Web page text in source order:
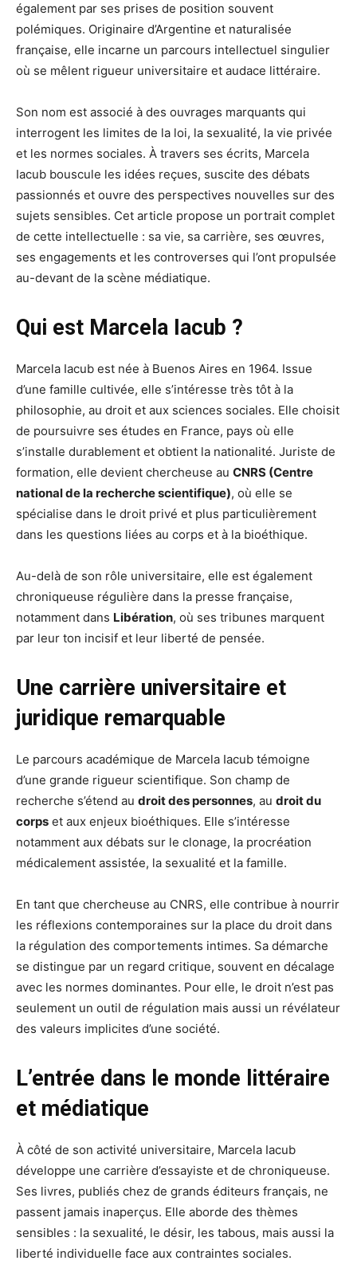
également par ses prises de position souvent
polémiques. Originaire d’Argentine et naturalisée
française, elle incarne un parcours intellectuel singulier
où se mêlent rigueur universitaire et audace littéraire.
Son nom est associé à des ouvrages marquants qui
interrogent les limites de la loi, la sexualité, la vie privée
et les normes sociales. À travers ses écrits, Marcela
Iacub bouscule les idées reçues, suscite des débats
passionnés et ouvre des perspectives nouvelles sur des
sujets sensibles. Cet article propose un portrait complet
de cette intellectuelle : sa vie, sa carrière, ses œuvres,
ses engagements et les controverses qui l’ont propulsée
au-devant de la scène médiatique.
Qui est Marcela Iacub ?
Marcela Iacub est née à Buenos Aires en 1964. Issue
d’une famille cultivée, elle s’intéresse très tôt à la
philosophie, au droit et aux sciences sociales. Elle choisit
de poursuivre ses études en France, pays où elle
s’installe durablement et obtient la nationalité. Juriste de
formation, elle devient chercheuse au CNRS (Centre
national de la recherche scientifique), où elle se
spécialise dans le droit privé et plus particulièrement
dans les questions liées au corps et à la bioéthique.
Au-delà de son rôle universitaire, elle est également
chroniqueuse régulière dans la presse française,
notamment dans Libération, où ses tribunes marquent
par leur ton incisif et leur liberté de pensée.
Une carrière universitaire et
juridique remarquable
Le parcours académique de Marcela Iacub témoigne
d’une grande rigueur scientifique. Son champ de
recherche s’étend au droit des personnes, au droit du
corps et aux enjeux bioéthiques. Elle s’intéresse
notamment aux débats sur le clonage, la procréation
médicalement assistée, la sexualité et la famille.
En tant que chercheuse au CNRS, elle contribue à nourrir
les réflexions contemporaines sur la place du droit dans
la régulation des comportements intimes. Sa démarche
se distingue par un regard critique, souvent en décalage
avec les normes dominantes. Pour elle, le droit n’est pas
seulement un outil de régulation mais aussi un révélateur
des valeurs implicites d’une société.
L’entrée dans le monde littéraire
et médiatique
À côté de son activité universitaire, Marcela Iacub
développe une carrière d’essayiste et de chroniqueuse.
Ses livres, publiés chez de grands éditeurs français, ne
passent jamais inaperçus. Elle aborde des thèmes
sensibles : la sexualité, le désir, les tabous, mais aussi la
liberté individuelle face aux contraintes sociales.